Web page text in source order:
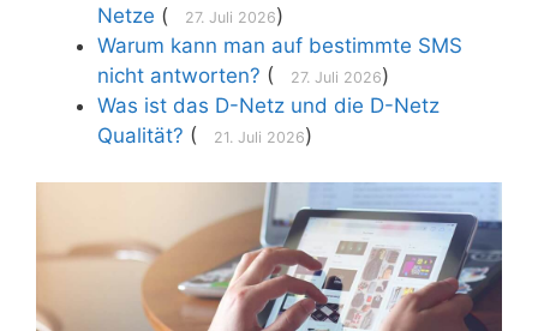
Netze ( 27. Juli 2026)
Warum kann man auf bestimmte SMS
nicht antworten? ( 27. Juli 2026)
Was ist das D-Netz und die D-Netz
Qualität? ( 21. Juli 2026)